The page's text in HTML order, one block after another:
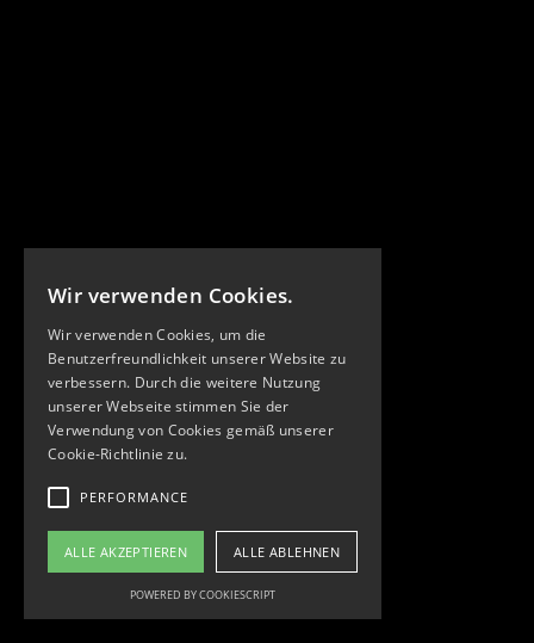
Wir verwenden Cookies.
Wir verwenden Cookies, um die
Benutzerfreundlichkeit unserer Website zu
verbessern. Durch die weitere Nutzung
unserer Webseite stimmen Sie der
Verwendung von Cookies gemäß unserer
Cookie-Richtlinie zu.
PERFORMANCE
ALLE AKZEPTIEREN ALLE ABLEHNEN
POWERED BY COOKIESCRIPT